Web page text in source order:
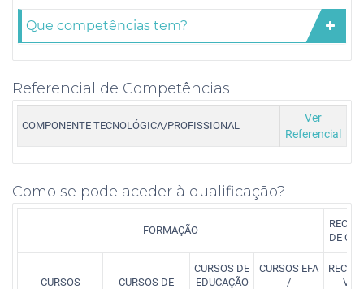
Que competências tem?
Referencial de Competências
COMPONENTE TECNOLÓGICA/PROFISSIONAL
Ver
Referencial
Como se pode aceder à qualificação?
FORMAÇÃO
DE
CURSOS
CURSOS DE
CURSOS DE
EDUCAÇÃO
CURSOS EFA
/